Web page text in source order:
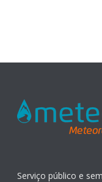
Serviço público e